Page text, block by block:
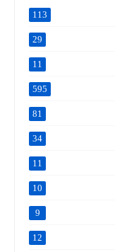
113
29
11
595
81
34
11
10
9
12